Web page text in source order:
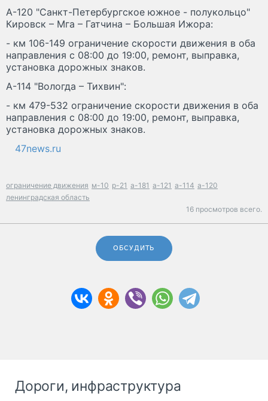
А-120 "Санкт-Петербургское южное - полукольцо"
Кировск – Мга – Гатчина – Большая Ижора:
- км 106-149 ограничение скорости движения в оба
направления с 08:00 до 19:00, ремонт, выправка,
установка дорожных знаков.
А-114 "Вологда – Тихвин":
- км 479-532 ограничение скорости движения в оба
направления с 08:00 до 19:00, ремонт, выправка,
установка дорожных знаков.
47news.ru
ограничение движения м-10 р-21 а-181 а-121 а-114 а-120
ленинградская область
16 просмотров всего.
ОБСУДИТЬ
Дороги, инфраструктура